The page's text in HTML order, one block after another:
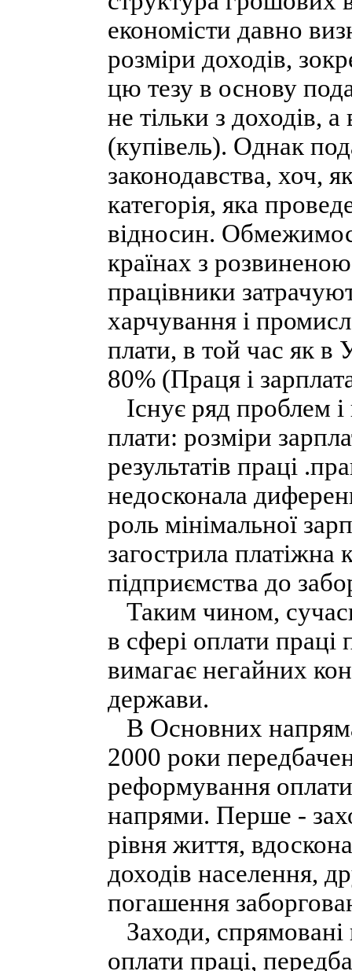
економісти давно
розміри доходів,
цю тезу в основу
не тільки з доходів,
(купівель). Однак
законодавства, хоч,
категорія, яка
відносин.
країнах з
працівники
харчування і
плати, в той час як в
80% (Праця і
Існує ряд проблем і
плати: розміри
результатів праці
недосконала
роль мінімальної
загострила платіжна
підприємства до
Таким чином,
в сфері оплати
вимагає негайних
держави.
В Основних
2000 роки
реформування
напрями. Перше -
рівня життя,
доходів населення,
погашення
Заходи, спрямовані
оплати праці,